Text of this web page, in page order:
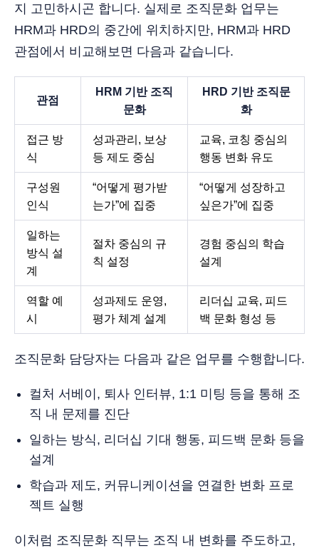
지 고민하시곤 합니다. 실제로 조직문화 업무는
HRM과 HRD의 중간에 위치하지만, HRM과 HRD
관점에서 비교해보면 다음과 같습니다.
관점
HRM 기반 조직
문화
HRD 기반 조직문
화
접근 방
식
성과관리, 보상
등 제도 중심
교육, 코칭 중심의
행동 변화 유도
구성원
인식
“어떻게 평가받
는가”에 집중
“어떻게 성장하고
싶은가”에 집중
일하는
방식 설
계
절차 중심의 규
칙 설정
경험 중심의 학습
설계
역할 예
시
성과제도 운영,
평가 체계 설계
리더십 교육, 피드
백 문화 형성 등
조직문화 담당자는 다음과 같은 업무를 수행합니다.
컬처 서베이, 퇴사 인터뷰, 1:1 미팅 등을 통해 조
직 내 문제를 진단
일하는 방식, 리더십 기대 행동, 피드백 문화 등을
설계
학습과 제도, 커뮤니케이션을 연결한 변화 프로
젝트 실행
이처럼 조직문화 직무는 조직 내 변화를 주도하고,